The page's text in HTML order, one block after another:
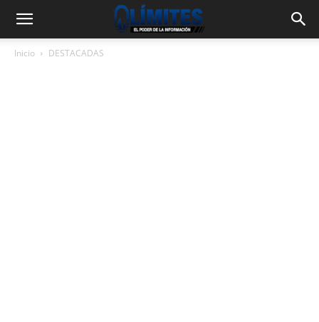
Inicio DESTACADAS